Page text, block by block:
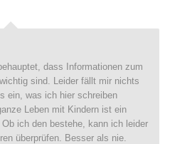
dass Informationen zum
sind. Leider fällt mir nichts
ein, was ich hier schreiben
Leben mit Kindern ist ein
ich den bestehe, kann ich leider
überprüfen. Besser als nie.